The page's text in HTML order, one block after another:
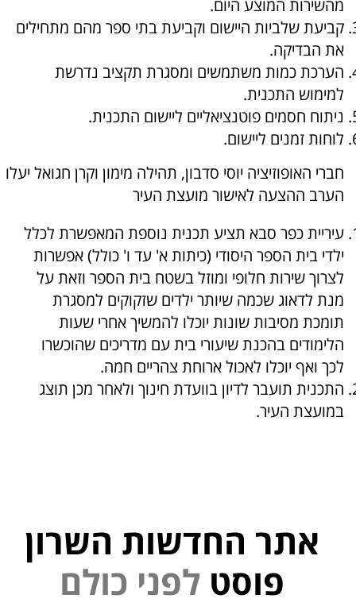
מהשירות המוצע היום.
קביעתשלביות היישום וקביעת בתי ספר מהם מתחילים
את הבדיקה.
הערכת כמות משתמשים ומסגרת תקציב נדרשת
למימוש התכנית.
ניתוח חסמים פוטנציאליים ליישום התכנית.
לוחות זמנים ליישום.
חברי האופוזיציה יוסי סדבון, תהילה מימון וקרן חגואל יעלו
הערב ההצעה לאישור מועצת העיר
עיריית כפר סבא תציע תכנית נוספת המאפשרת לכלל
ילדי בית הספר היסודי (כיתות א' עד ו' כולל) אפשרות
לצרוך שירות חלופי ומוזל בשטח בית הספר וזאת על
מנת לדאוג שכמה שיותר ילדים שזקוקים למסגרת
תומכת מסיבות שונות יוכלו להמשיך אחרי שעות
הלימודים בהכנת שיעורי בית עם מדריכים שהוכשרו
לכך ואף יוכלו לאכול ארוחת צהריים חמה.
התכנית תועבר לדיון בוועדת חינוך ולאחר מכן תוצג
במועצת העיר.
אתר החדשות השרון
פוסט